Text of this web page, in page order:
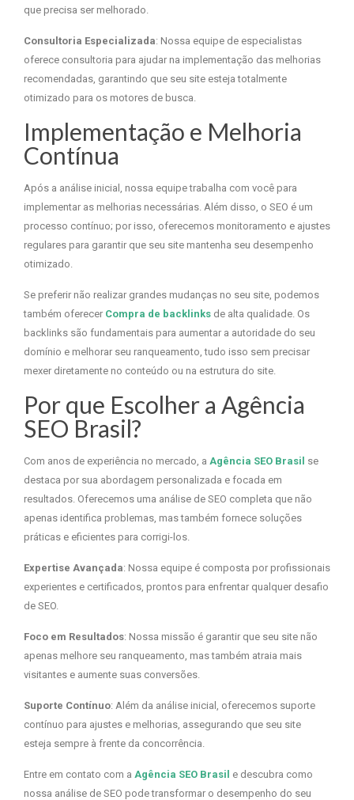
que precisa ser melhorado.
Consultoria Especializada: Nossa equipe de especialistas
oferece consultoria para ajudar na implementação das melhorias
recomendadas, garantindo que seu site esteja totalmente
otimizado para os motores de busca.
Implementação e Melhoria
Contínua
Após a análise inicial, nossa equipe trabalha com você para
implementar as melhorias necessárias. Além disso, o SEO é um
processo contínuo; por isso, oferecemos monitoramento e ajustes
regulares para garantir que seu site mantenha seu desempenho
otimizado.
Se preferir não realizar grandes mudanças no seu site, podemos
também oferecer Compra de backlinks de alta qualidade. Os
backlinks são fundamentais para aumentar a autoridade do seu
domínio e melhorar seu ranqueamento, tudo isso sem precisar
mexer diretamente no conteúdo ou na estrutura do site.
Por que Escolher a Agência
SEO Brasil?
Com anos de experiência no mercado, a Agência SEO Brasil se
destaca por sua abordagem personalizada e focada em
resultados. Oferecemos uma análise de SEO completa que não
apenas identifica problemas, mas também fornece soluções
práticas e eficientes para corrigi-los.
Expertise Avançada: Nossa equipe é composta por profissionais
experientes e certificados, prontos para enfrentar qualquer desafio
de SEO.
Foco em Resultados: Nossa missão é garantir que seu site não
apenas melhore seu ranqueamento, mas também atraia mais
visitantes e aumente suas conversões.
Suporte Contínuo: Além da análise inicial, oferecemos suporte
contínuo para ajustes e melhorias, assegurando que seu site
esteja sempre à frente da concorrência.
Entre em contato com a Agência SEO Brasil e descubra como
nossa análise de SEO pode transformar o desempenho do seu